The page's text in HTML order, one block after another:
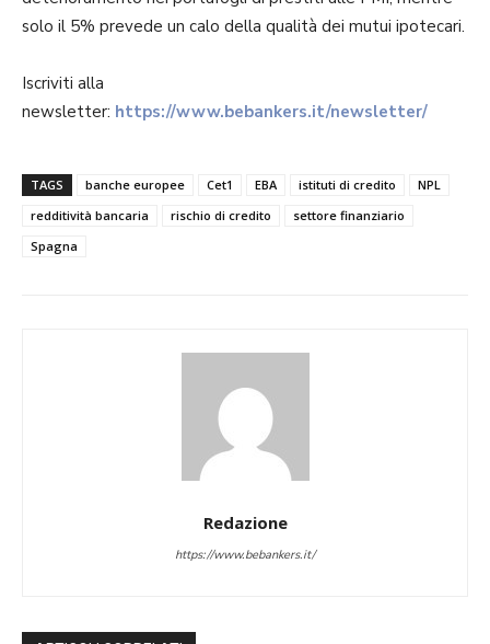
solo il 5% prevede un calo della qualità dei mutui ipotecari.
Iscriviti alla
newsletter: https://www.bebankers.it/newsletter/
TAGS banche europee Cet1 EBA istituti di credito
NPL
redditività bancaria
rischio di credito
settore finanziario
Spagna
Redazione
https://www.bebankers.it/